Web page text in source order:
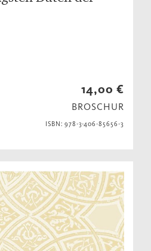
14,00 €
BROSCHUR
ISBN: 978-3-406-85656-3